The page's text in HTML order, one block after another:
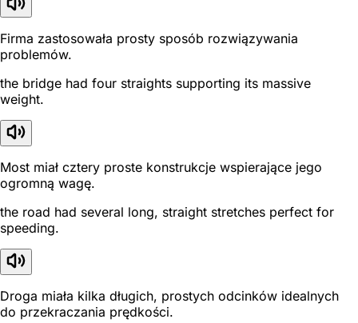
Firma zastosowała prosty sposób rozwiązywania
problemów.
the bridge had four straights supporting its massive
weight.
Most miał cztery proste konstrukcje wspierające jego
ogromną wagę.
the road had several long, straight stretches perfect for
speeding.
Droga miała kilka długich, prostych odcinków idealnych
do przekraczania prędkości.